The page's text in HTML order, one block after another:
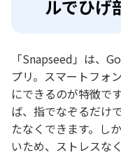
ルでひげ
「Snapseed」は、
プリ。スマートフォ
にできるのが特徴で
ば、指でなぞるだけ
たなくできます。し
いため、ストレスな